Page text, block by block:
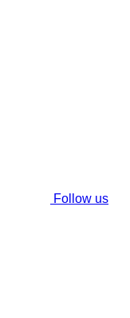
Follow us